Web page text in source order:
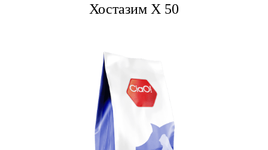
Хостазим X 50